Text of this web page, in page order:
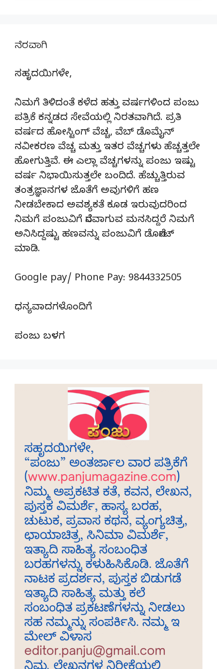
ನೆರವಾಗಿ
ಸಹೃದಯಿಗಳೇ,
ನಿಮಗೆ ತಿಳಿದಂತೆ ಕಳೆದ ಹತ್ತು ವರ್ಷಗಳಿಂದ ಪಂಜು
ಪತ್ರಿಕೆ ಕನ್ನಡದ ಸೇವೆಯಲ್ಲಿ ನಿರತವಾಗಿದೆ. ಪ್ರತಿ
ವರ್ಷದ ಹೋಸ್ಟಿಂಗ್‌ ವೆಚ್ಚ, ವೆಬ್‌ ಡೊಮೈನ್‌
ನವೀಕರಣ ವೆಚ್ಚ ಮತ್ತು ಇತರ ವೆಚ್ಚಗಳು ಹೆಚ್ಚತ್ತಲೇ
ಹೋಗುತ್ತಿವೆ. ಈ ಎಲ್ಲಾ ವೆಚ್ಚಗಳನ್ನು ಪಂಜು ಇಷ್ಟು
ವರ್ಷ ನಿಭಾಯಿಸುತ್ತಲೇ ಬಂದಿದೆ. ಹೆಚ್ಚುತ್ತಿರುವ
ತಂತ್ರಜ್ಞಾನಗಳ ಜೊತೆಗೆ ಅವುಗಳಿಗೆ ಹಣ
ನೀಡಬೇಕಾದ ಅವಶ್ಯಕತೆ ಕೂಡ ಇರುವುದರಿಂದ
ನಿಮಗೆ ಪಂಜುವಿಗೆ ನೆರವಾಗುವ ಮನಸಿದ್ದರೆ ನಿಮಗೆ
ಅನಿಸಿದ್ದಷ್ಟು ಹಣವನ್ನು ಪಂಜುವಿಗೆ ಡೊನೇಟ್‌
ಮಾಡಿ.
Google pay/ Phone Pay: 9844332505
ಧನ್ಯವಾದಗಳೊಂದಿಗೆ
ಪಂಜು ಬಳಗ